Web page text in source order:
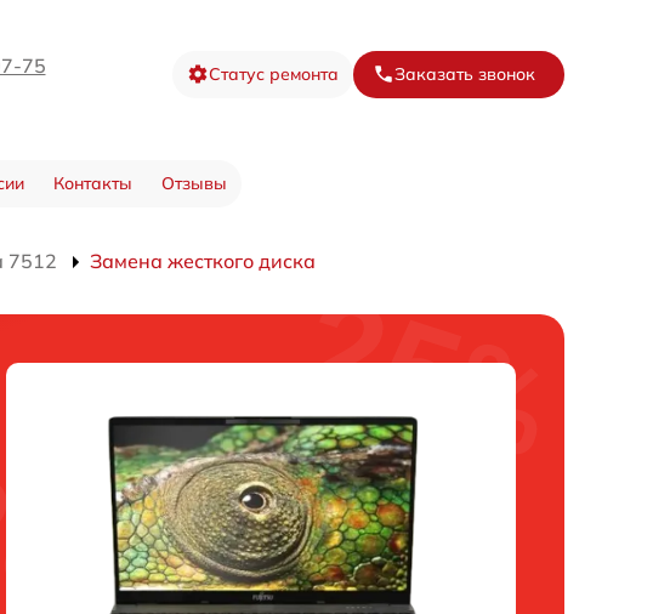
75 Статус ремонта Заказать звонок
Контакты Отзывы
7512 Замена жесткого диска